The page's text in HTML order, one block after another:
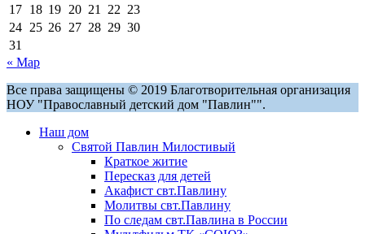
17 18 19 20 21 22 23
24 25 26 27 28 29 30
31
« Мар
Все права защищены © 2019 Благотворительная организация
НОУ "Православный детский дом "Павлин"".
Наш дом
Святой Павлин Милостивый
Краткое житие
Пересказ для детей
Акафист свт.Павлину
Молитвы свт.Павлину
По следам свт.Павлина в России